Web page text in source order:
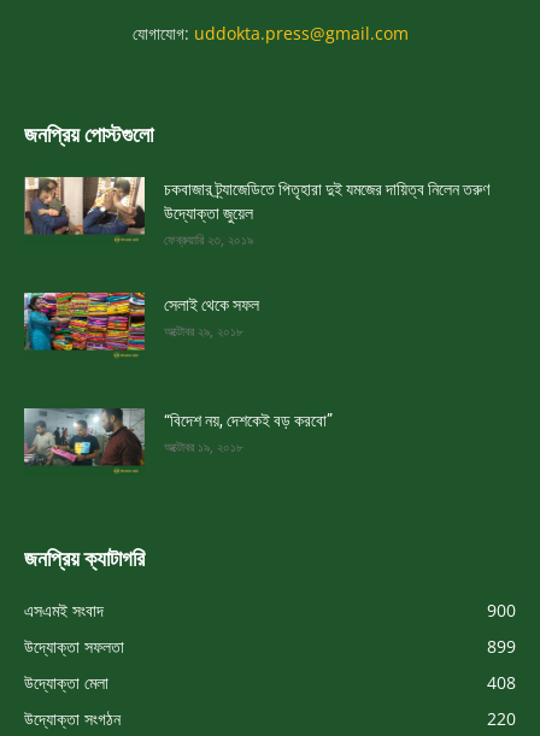
যোগাযোগ: uddokta.press@gmail.com
জনপ্রিয় পোস্টগুলো
চকবাজার ট্র্যাজেডিতে পিতৃহারা দুই যমজের দায়িত্ব নিলেন তরুণ
উদ্যোক্তা জুয়েল
ফেব্রুয়ারি ২৩, ২০১৯
সেলাই থেকে সফল
অক্টোবর ২৯, ২০১৮
“বিদেশ নয়, দেশকেই বড় করবো”
অক্টোবর ১৯, ২০১৮
জনপ্রিয় ক্যাটাগরি
এসএমই সংবাদ
900
উদ্যোক্তা সফলতা
899
উদ্যোক্তা মেলা
408
উদ্যোক্তা সংগঠন
220